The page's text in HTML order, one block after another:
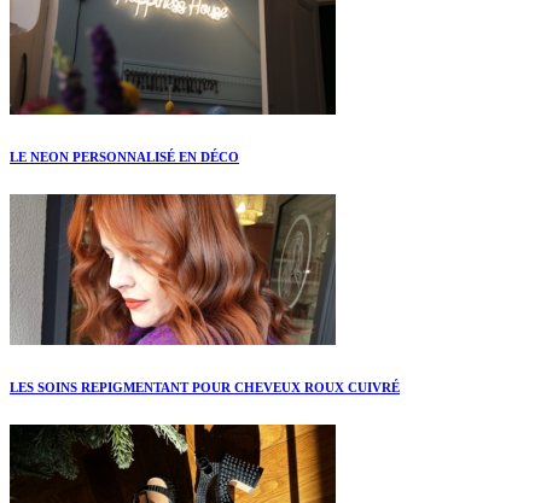
LE NEON PERSONNALISÉ EN DÉCO
LES SOINS REPIGMENTANT POUR CHEVEUX ROUX CUIVRÉ